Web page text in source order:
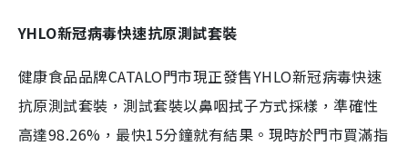
YHLO新冠病毒快速抗原測試套裝
健康食品品牌CATALO門市現正發售YHLO新冠病毒快速
抗原測試套裝，測試套裝以鼻咽拭子方式採樣，準確性
高達98.26%，最快15分鐘就有結果。現時於門市買滿指